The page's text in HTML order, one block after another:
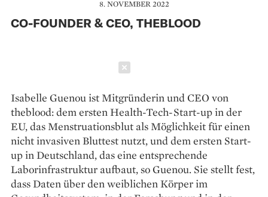
8. NOVEMBER 2022
CO-FOUNDER & CEO, THEBLOOD
Isabelle Guenou ist Mitgründerin und CEO von
theblood: dem ersten Health-Tech-Start-up in der
EU, das Menstruationsblut als Möglichkeit für einen
nicht invasiven Bluttest nutzt, und dem ersten Start-
up in Deutschland, das eine entsprechende
Laborinfrastruktur aufbaut, so Guenou. Sie stellt fest,
dass Daten über den weiblichen Körper im